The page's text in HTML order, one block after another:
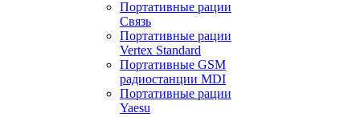
Портативные рации
Связь
Портативные рации
Vertex Standard
Портативные GSM
радиостанции MDI
Портативные рации
Yaesu